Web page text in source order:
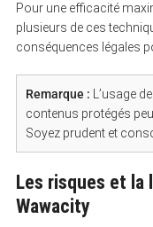
Pour une efficacité
plusieurs de ces
conséquences légales
Remarque : L’usage
contenus protégés
Soyez prudent et
Les risques et la
Wawacity